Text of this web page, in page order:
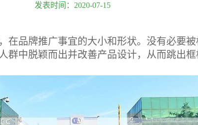
发表时间：2020-07-15
品牌推广事宜的大小和形状。没有必要被
群中脱颖而出并改善产品设计，从而跳出